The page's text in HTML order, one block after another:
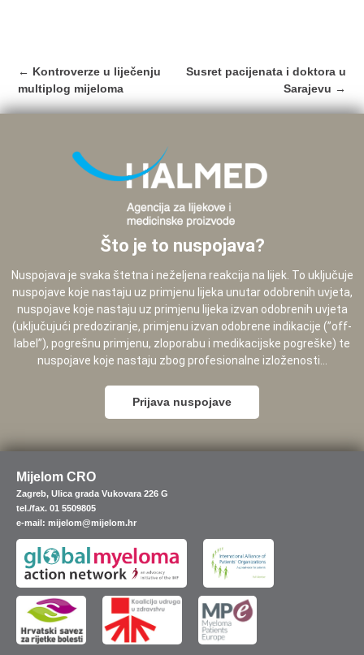
Post
navigation
← Kontroverze u liječenju
multiplog mijeloma
Susret pacijenata i doktora u
Sarajevu →
Što je to nuspojava?
Nuspojava je svaka štetna i neželjena reakcija na lijek. To uključuje
nuspojave koje nastaju uz primjenu lijeka unutar odobrenih uvjeta,
nuspojave koje nastaju uz primjenu lijeka izvan odobrenih uvjeta
(uključujući predoziranje, primjenu izvan odobrene indikacije (”off-
label”), pogrešnu primjenu, zloporabu i medikacijske pogreške) te
nuspojave koje nastaju zbog profesionalne izloženosti...
Prijava nuspojave
Mijelom CRO
Zagreb, Ulica grada Vukovara 226 G
tel./fax. 01 5509805
e-mail: mijelom@mijelom.hr